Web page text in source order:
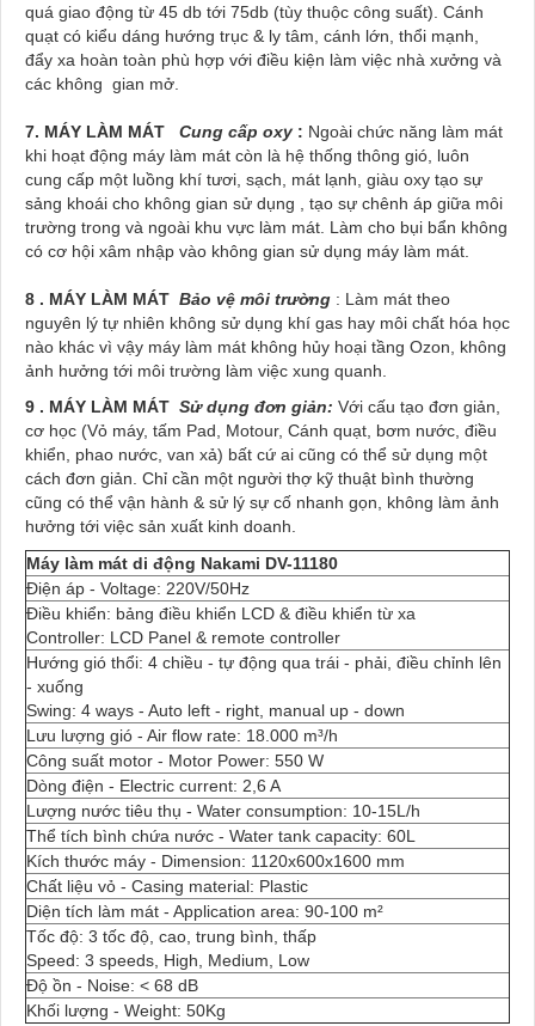
quá giao động từ 45 db tới 75db (tùy thuộc công suất). Cánh
quạt có kiểu dáng hướng trục & ly tâm, cánh lớn, thổi mạnh,
đẩy xa hoàn toàn phù hợp với điều kiện làm việc nhà xưởng và
các không gian mở.
7. MÁY LÀM MÁT Cung cấp oxy : Ngoài chức năng làm mát
khi hoạt động máy làm mát còn là hệ thống thông gió, luôn
cung cấp một luồng khí tươi, sạch, mát lạnh, giàu oxy tạo sự
sảng khoái cho không gian sử dụng , tạo sự chênh áp giữa môi
trường trong và ngoài khu vực làm mát. Làm cho bụi bẩn không
có cơ hội xâm nhập vào không gian sử dụng máy làm mát.
8 . MÁY LÀM MÁT Bảo vệ môi trường : Làm mát theo
nguyên lý tự nhiên không sử dụng khí gas hay môi chất hóa học
nào khác vì vậy máy làm mát không hủy hoại tầng Ozon, không
ảnh hưởng tới môi trường làm việc xung quanh.
9 . MÁY LÀM MÁT Sử dụng đơn giản: Với cấu tạo đơn giản,
cơ học (Vỏ máy, tấm Pad, Motour, Cánh quạt, bơm nước, điều
khiển, phao nước, van xả) bất cứ ai cũng có thể sử dụng một
cách đơn giản. Chỉ cần một người thợ kỹ thuật bình thường
cũng có thể vận hành & sử lý sự cố nhanh gọn, không làm ảnh
hưởng tới việc sản xuất kinh doanh.
Máy làm mát di động Nakami DV-11180
Điện áp - Voltage: 220V/50Hz
Điều khiển: bảng điều khiển LCD & điều khiển từ xa
Controller: LCD Panel & remote controller
Hướng gió thổi: 4 chiều - tự động qua trái - phải, điều chỉnh lên
- xuống
Swing: 4 ways - Auto left - right, manual up - down
Lưu lượng gió - Air flow rate: 18.000 m³/h
Công suất motor - Motor Power: 550 W
Dòng điện - Electric current: 2,6 A
Lượng nước tiêu thụ - Water consumption: 10-15L/h
Thể tích bình chứa nước - Water tank capacity: 60L
Kích thước máy - Dimension: 1120x600x1600 mm
Chất liệu vỏ - Casing material: Plastic
Diện tích làm mát - Application area: 90-100 m²
Tốc độ: 3 tốc độ, cao, trung bình, thấp
Speed: 3 speeds, High, Medium, Low
Độ ồn - Noise: < 68 dB
Khối lượng - Weight: 50Kg